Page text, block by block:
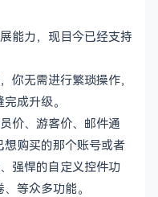
能力，现目今已经支持
你无需进行繁琐操作，
成升级。
价、游客价、邮件通
购买的那个账号或者
强悍的自定义控件功
等众多功能。